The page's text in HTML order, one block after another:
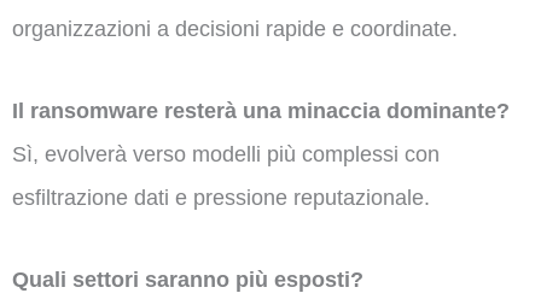
organizzazioni a decisioni rapide e coordinate.
Il ransomware resterà una minaccia dominante?
Sì, evolverà verso modelli più complessi con
esfiltrazione dati e pressione reputazionale.
Quali settori saranno più esposti?